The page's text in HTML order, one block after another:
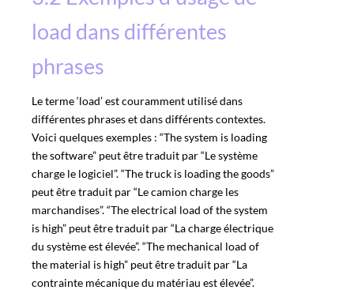
load dans différentes
phrases
Le terme ‘load’ est couramment utilisé dans
différentes phrases et dans différents contextes.
Voici quelques exemples : “The system is loading
the software” peut être traduit par “Le système
charge le logiciel”. “The truck is loading the goods”
peut être traduit par “Le camion charge les
marchandises”. “The electrical load of the system
is high” peut être traduit par “La charge électrique
du système est élevée”. “The mechanical load of
the material is high” peut être traduit par “La
contrainte mécanique du matériau est élevée”.